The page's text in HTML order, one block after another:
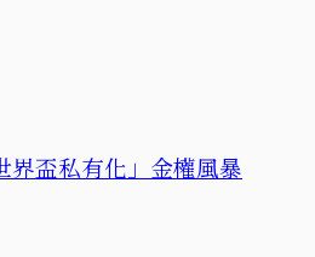
界盃私有化」金權風暴